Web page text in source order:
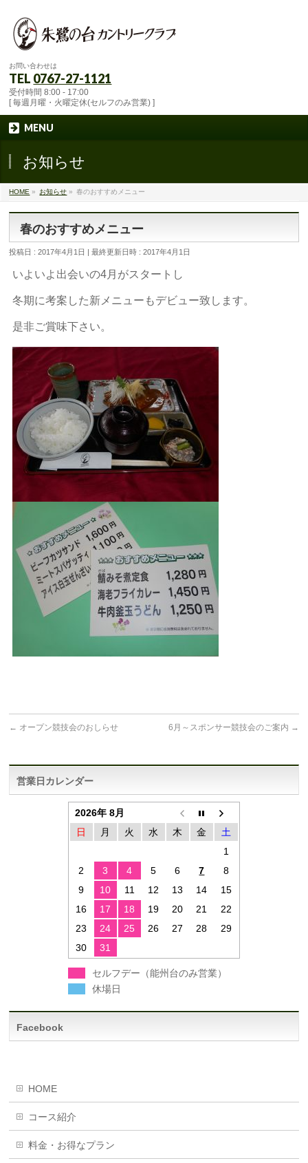
お問い合わせは
TEL 0767-27-1121
受付時間 8:00 - 17:00
[ 毎週月曜・火曜定休(セルフのみ営業) ]
MENU
お知らせ
HOME » お知らせ » 春のおすすめメニュー
春のおすすめメニュー
投稿日 : 2017年4月1日 最終更新日時 : 2017年4月1日
いよいよ出会いの4月がスタートし
冬期に考案した新メニューもデビュー致します。
是非ご賞味下さい。
← オープン競技会のおしらせ 6月～スポンサー競技会のご案内 →
営業日カレンダー
2026年 8月
日
月 火 水 木 金
土
1
2
3 4 5 6 7
8
9
10 11 12 13 14
15
16
17 18 19 20 21
22
23
24 25 26 27 28
29
30
31
セルフデー（能州台のみ営業）
休場日
Facebook
HOME
コース紹介
料金・お得なプラン